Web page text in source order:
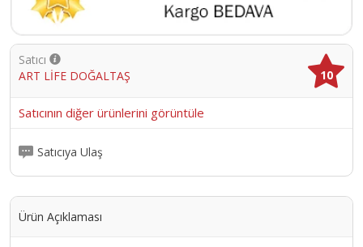
Satıcı
ART LİFE DOĞALTAŞ
10
Satıcının diğer ürünlerini görüntüle
Satıcıya Ulaş
Ürün Açıklaması